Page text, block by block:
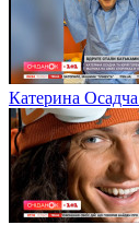
Катерина